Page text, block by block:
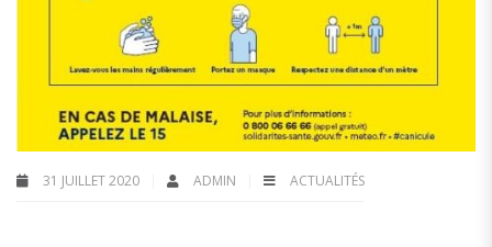
31 JUILLET 2020 ADMIN ACTUALITÉS